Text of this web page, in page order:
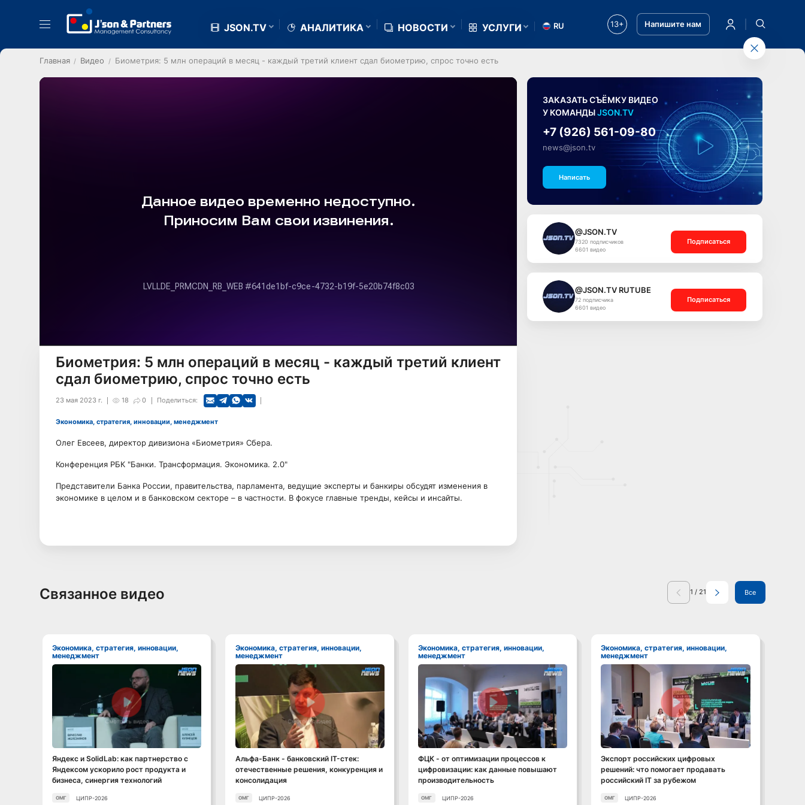
JSON.TV АНАЛИТИКА НОВОСТИ УСЛУГИ RU 13+ Напишите нам
Главная Видео Биометрия: 5 млн операций в месяц - каждый третий клиент сдал биометрию, спрос точно есть
Биометрия: 5 млн операций в месяц - каждый третий клиент
сдал биометрию, спрос точно есть
18 0
23 мая 2023 г. Поделиться:
Экономика, стратегия, инновации, менеджмент
Олег Евсеев, директор дивизиона «Биометрия» Сбера.
Конференция РБК "Банки. Трансформация. Экономика. 2.0"
Представители Банка России, правительства, парламента, ведущие эксперты и банкиры обсудят изменения в
экономике в целом и в банковском секторе – в частности. В фокусе главные тренды, кейсы и инсайты.
ЗАКАЗАТЬ СЪЁМКУ ВИДЕО
У КОМАНДЫJSON.TV
+7 (926) 561-09-80
news@json.tv
Написать
@JSON.TV
7320 подписчиков
6601 видео
Подписаться
@JSON.TV RUTUBE
72 подписчика
6601 видео
Подписаться
Связанное видео 1 / 21 Все
Экономика, стратегия, инновации,
менеджмент
Смотреть видео
Яндекс и SolidLab: как партнерство с
Яндексом ускорило рост продукта и
бизнеса, синергия технологий
ОМГ ЦИПР-2026
Экономика, стратегия, инновации,
менеджмент
Смотреть видео
Альфа-Банк - банковский IT-стек:
отечественные решения, конкуренция и
консолидация
ОМГ ЦИПР-2026
Экономика, стратегия, инновации,
менеджмент
Смотреть видео
ФЦК - от оптимизации процессов к
цифровизации: как данные повышают
производительность
ОМГ ЦИПР-2026
Экономика, стратегия, инновации,
менеджмент
Смотреть видео
Экспорт российских цифровых
решений: что помогает продавать
российский IT за рубежом
ОМГ ЦИПР-2026